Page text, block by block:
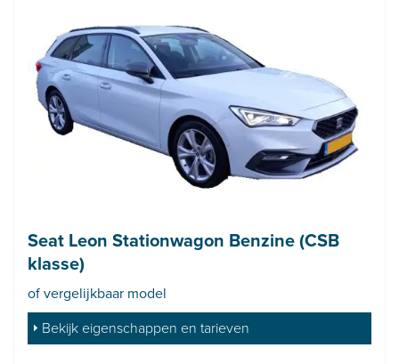
Seat Leon Stationwagon Benzine (CSB
klasse)
of vergelijkbaar model
Bekijk eigenschappen en tarieven